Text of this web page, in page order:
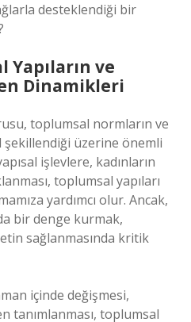
desteklendiği bir
Yapıların ve
Dinamikleri
toplumsal normların ve
üzerine önemli
işlevlere, kadınların
toplumsal yapıları
yardımcı olur. Ancak,
bir denge kurmak,
sağlanmasında kritik
içinde değişmesi,
tanımlanması, toplumsal